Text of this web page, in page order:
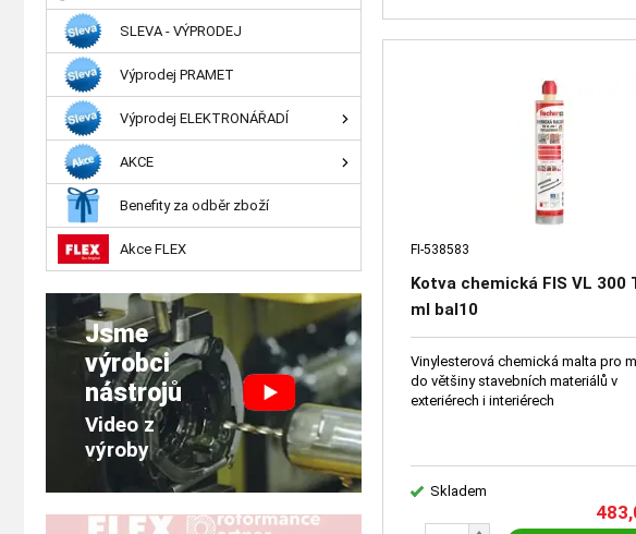
FI-538583
Kotva chemická FIS VL 300
ml bal10
Vinylesterová chemická malta pro
do většiny stavebních materiálů v
exteriérech i interiérech
Skladem
SLEVA - VÝPRODEJ
Výprodej PRAMET
Výprodej ELEKTRONÁŘADÍ
AKCE
Benefity za odběr zboží
Akce FLEX
Jsme
výrobci
nástrojů
Video z
výroby